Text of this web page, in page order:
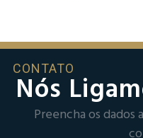
CONTATO
Nós
Preencha os